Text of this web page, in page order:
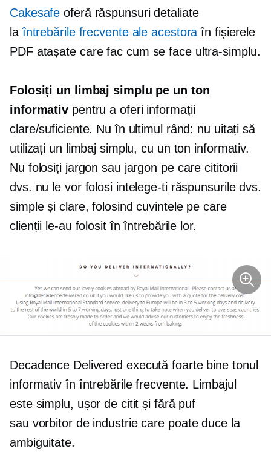
Cakesafe oferă răspunsuri detaliate
laîntrebările frecvente ale acestora în fișierele
PDF atașate care fac cum se face ultra-simplu.
Folosiți un limbaj simplu pe un ton
informativ pentru a oferi informații
clare/suficiente. Nu în ultimul rând: nu uitați să
utilizați un limbaj simplu, cu un ton informativ.
Nu folosiți jargon sau jargon pe care cititorii
dvs. nu le vor folosi intelege-tirăspunsurile dvs.
simple și clare, folosind cuvintele pe care
clienții le-au folosit în întrebările lor.
Decadence Delivered execută foarte bine tonul
informativ în întrebările frecvente. Limbajul
este simplu, ușor de citit și fără puf
sau vorbitor de industriecare poate duce la
ambiguitate.